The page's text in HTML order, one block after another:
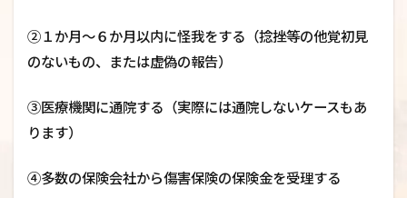
②１か月～６か月以内に怪我をする（捻挫等の他覚初見
のないもの、または虚偽の報告）
③医療機関に通院する（実際には通院しないケースもあ
ります）
④多数の保険会社から傷害保険の保険金を受理する